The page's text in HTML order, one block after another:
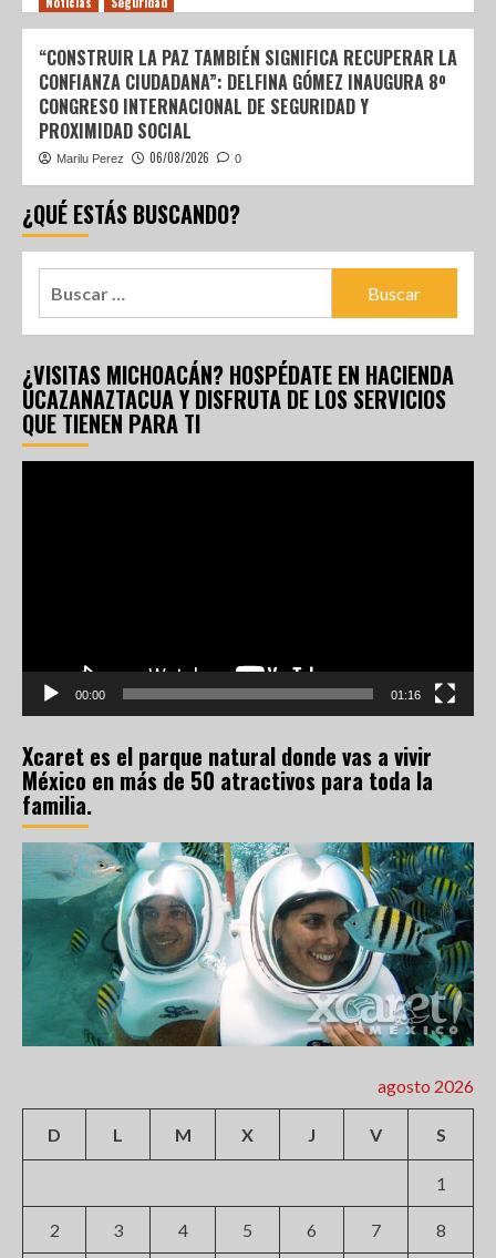
“CONSTRUIR LA PAZ TAMBIÉN SIGNIFICA RECUPERAR LA
CONFIANZA CIUDADANA”: DELFINA GÓMEZ INAUGURA 8º
CONGRESO INTERNACIONAL DE SEGURIDAD Y
PROXIMIDAD SOCIAL
Marilu Perez 06/08/2026 0
¿QUÉ ESTÁS BUSCANDO?
¿VISITAS MICHOACÁN? HOSPÉDATE EN HACIENDA
UCAZANAZTACUA Y DISFRUTA DE LOS SERVICIOS
QUE TIENEN PARA TI
00:00 01:16
Xcaret es el parque natural donde vas a vivir
México en más de 50 atractivos para toda la
familia.
agosto 2026
D L M X J V S
1
2 3 4 5 6 7 8